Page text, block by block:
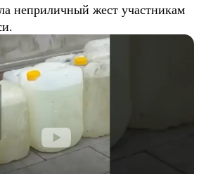
неприличный жест участникам